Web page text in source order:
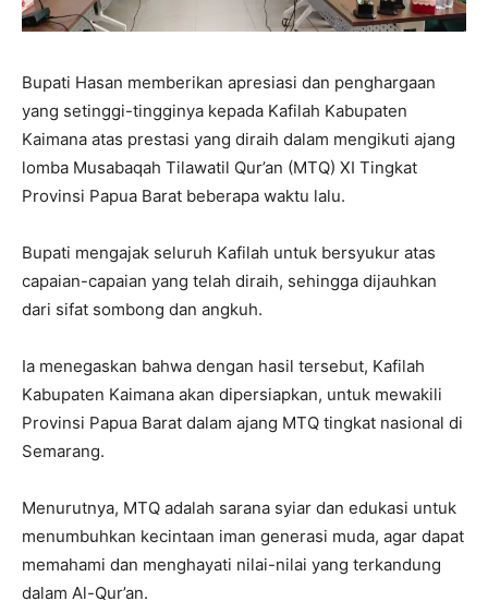
Bupati Hasan memberikan apresiasi dan penghargaan
yang setinggi-tingginya kepada Kafilah Kabupaten
Kaimana atas prestasi yang diraih dalam mengikuti ajang
lomba Musabaqah Tilawatil Qur’an (MTQ) XI Tingkat
Provinsi Papua Barat beberapa waktu lalu.
Bupati mengajak seluruh Kafilah untuk bersyukur atas
capaian-capaian yang telah diraih, sehingga dijauhkan
dari sifat sombong dan angkuh.
Ia menegaskan bahwa dengan hasil tersebut, Kafilah
Kabupaten Kaimana akan dipersiapkan, untuk mewakili
Provinsi Papua Barat dalam ajang MTQ tingkat nasional di
Semarang.
Menurutnya, MTQ adalah sarana syiar dan edukasi untuk
menumbuhkan kecintaan iman generasi muda, agar dapat
memahami dan menghayati nilai-nilai yang terkandung
dalam Al-Qur’an.